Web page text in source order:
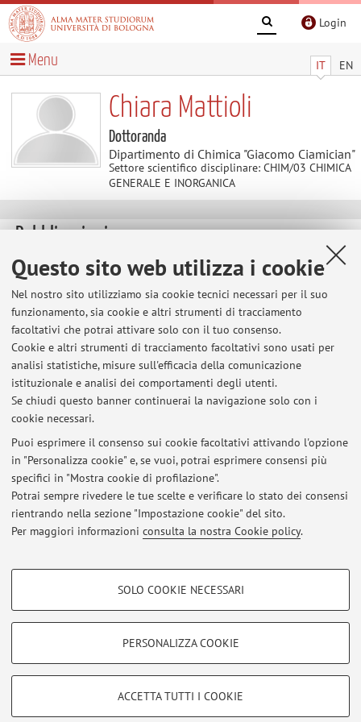
Questo sito web utilizza i cookie
Nel nostro sito utilizziamo sia cookie tecnici necessari per il suo
funzionamento, sia cookie e altri strumenti di tracciamento
facoltativi che potrai attivare solo con il tuo consenso.
Cookie e altri strumenti di tracciamento facoltativi sono usati per
analisi statistiche, misure sull'efficacia della comunicazione
istituzionale e analisi dei comportamenti degli utenti.
Se chiudi questo banner continuerai la navigazione solo con i
cookie necessari.
Puoi esprimere il consenso sui cookie facoltativi attivando l'opzione
in "Personalizza cookie" e, se vuoi, potrai esprimere consensi più
specifici in "Mostra cookie di profilazione".
Potrai sempre rivedere le tue scelte e verificare lo stato dei consensi
rientrando nella sezione "Impostazione cookie" del sito.
Per maggiori informazioni consulta la nostra Cookie policy.
COOKIE DI PROFILAZIONE - FACOLTATIVI
COOKIE TECNICI - NECESSARI
SOLO COOKIE NECESSARI
PERSONALIZZA COOKIE
ACCETTA TUTTI I COOKIE
Login
IT EN
Menu
Chiara Mattioli
Dottoranda
Dipartimento di Chimica "Giacomo Ciamician"
Settore scientifico disciplinare: CHIM/03 CHIMICA
GENERALE E INORGANICA
Pubblicazioni
Pane, Agata; Vicenzi, Silvia; Mattioli, Chiara; Mordini, Dario;
Menichetti, Arianna; Montalti, Marco,Melanin-Related
Materials in Electrochemical Sensors for Monitoring the
Environment and Food , «BIOSENSORS», 2025, 15, pp. 631 -
657 [articolo]
Open Access
Ultimi avvisi
Al momento non sono presenti avvisi.
Area riservata
Accedi tramiteloginper gestire tutti i contenuti del sito.
Zamboni, 33 - 40126 Bologna - Partita IVA: 01131710376